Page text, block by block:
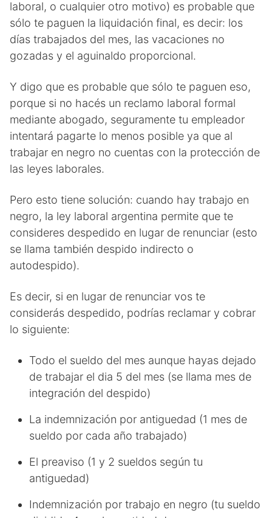
laboral, o cualquier otro motivo) es probable que
sólo te paguen la liquidación final, es decir: los
días trabajados del mes, las vacaciones no
gozadas y el aguinaldo proporcional.
Y digo que es probable que sólo te paguen eso,
porque si no hacés un reclamo laboral formal
mediante abogado, seguramente tu empleador
intentará pagarte lo menos posible ya que al
trabajar en negro no cuentas con la protección de
las leyes laborales.
Pero esto tiene solución: cuando hay trabajo en
negro, la ley laboral argentina permite que te
consideres despedido en lugar de renunciar (esto
se llama también despido indirecto o
autodespido).
Es decir, si en lugar de renunciar vos te
considerás despedido, podrías reclamar y cobrar
lo siguiente:
Todo el sueldo del mes aunque hayas dejado
de trabajar el dia 5 del mes (se llama mes de
integración del despido)
La indemnización por antiguedad (1 mes de
sueldo por cada año trabajado)
El preaviso (1 y 2 sueldos según tu
antiguedad)
Indemnización por trabajo en negro (tu sueldo